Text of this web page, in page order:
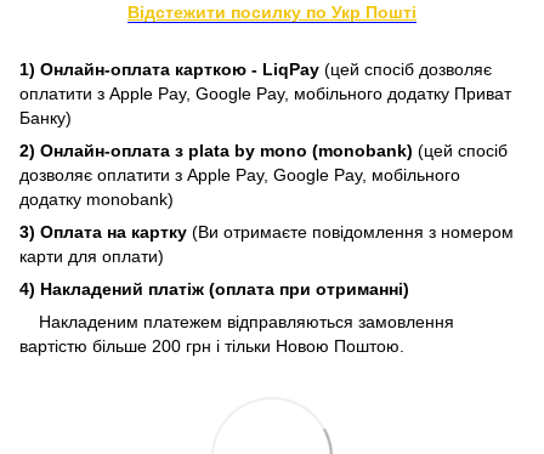
Відстежити посилку по Укр Пошті
1) Онлайн-оплата карткою - LiqPay (цей спосіб дозволяє
оплатити з Apple Pay, Google Pay, мобільного додатку Приват
Банку)
2) Онлайн-оплата з plata by mono (monobank) (цей спосіб
дозволяє оплатити з Apple Pay, Google Pay, мобільного
додатку monobank)
3) Оплата на картку (Ви отримаєте повідомлення з номером
карти для оплати)
4) Накладений платіж (оплата при отриманні)
Накладеним платежем відправляються замовлення
вартістю більше 200 грн і тільки Новою Поштою.